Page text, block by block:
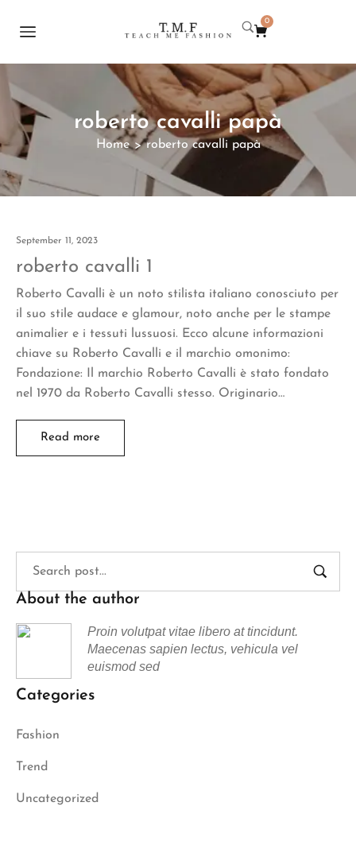
0
roberto cavalli papà
Home > roberto cavalli papà
September 11, 2023
roberto cavalli 1
Roberto Cavalli è un noto stilista italiano conosciuto per
il suo stile audace e glamour, noto anche per le stampe
animalier e i tessuti lussuosi. Ecco alcune informazioni
chiave su Roberto Cavalli e il marchio omonimo:
Fondazione: Il marchio Roberto Cavalli è stato fondato
nel 1970 da Roberto Cavalli stesso. Originario…
Read more
About the author
Proin volutpat vitae libero at tincidunt.
Maecenas sapien lectus, vehicula vel
euismod sed
Categories
Fashion
Trend
Uncategorized